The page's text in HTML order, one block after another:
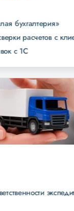
бухгалтерия»
расчетов с
с 1С